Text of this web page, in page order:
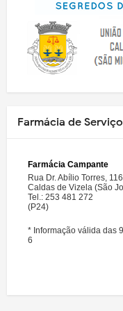
Farmácia de Serviço